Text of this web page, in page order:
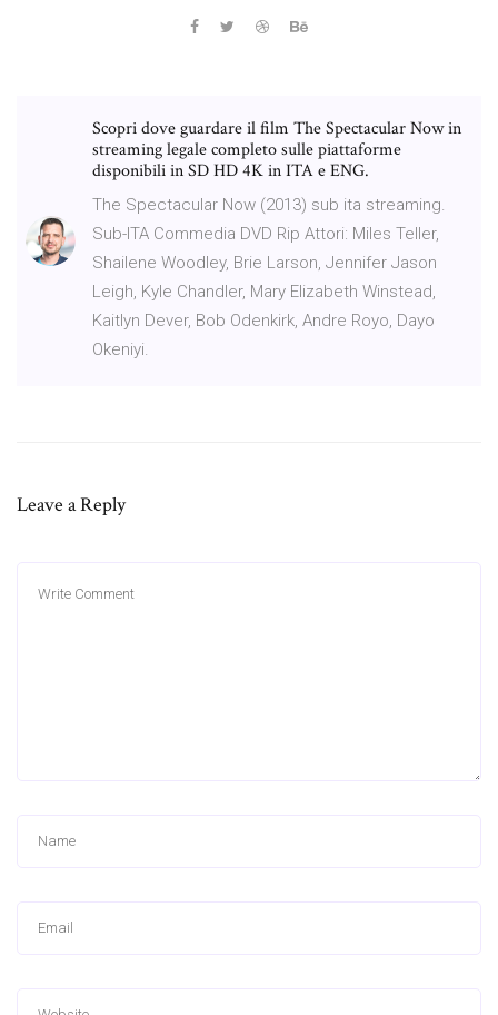
Scopri dove guardare il film The Spectacular Now in
streaming legale completo sulle piattaforme
disponibili in SD HD 4K in ITA e ENG.
The Spectacular Now (2013) sub ita streaming.
Sub-ITA Commedia DVD Rip Attori: Miles Teller,
Shailene Woodley, Brie Larson, Jennifer Jason
Leigh, Kyle Chandler, Mary Elizabeth Winstead,
Kaitlyn Dever, Bob Odenkirk, Andre Royo, Dayo
Okeniyi.
Leave a Reply